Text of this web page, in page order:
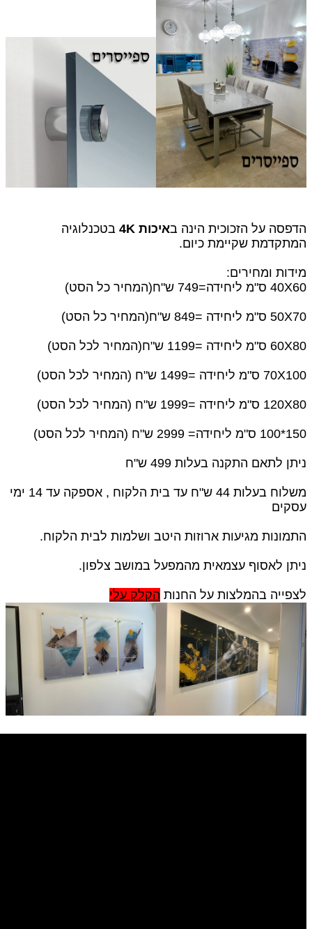
הדפסה על הזכוכית הינה באיכות 4K
בטכנלוגיה
המתקדמת שקיימת כיום.
מידות ומחירים:
40X60 ס"מ ליחידה=749 ש"ח
(המחיר כל הסט)
50X70 ס"מ ליחידה =849 ש"ח(המחיר כל הסט)
60X80 ס"מ ליחידה =1199 ש"ח(המחיר לכל הסט)
70X100 ס"מ ליחידה =1499 ש"ח (המחיר לכל הסט)
120X80 ס"מ ליחידה =1999 ש"ח (המחיר לכל הסט)
150*100 ס"מ ליחידה= 2999 ש"ח (המחיר לכל הסט)
ניתן לתאם התקנה בעלות 499 ש"ח
משלוח בעלות 44 ש"ח עד בית הלקוח , אספקה עד 14 ימי
עסקים
התמונות מגיעות ארוזות היטב ושלמות לבית הלקוח.
ניתן לאסוף עצמאית מהמפעל במושב צלפון.
לצפייה בהמלצות על החנות הקלק עלי